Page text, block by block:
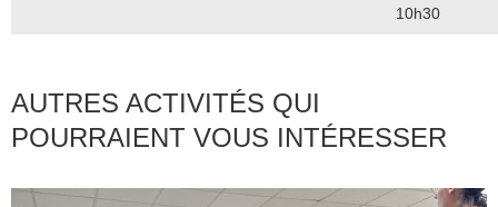
10h30
AUTRES ACTIVITÉS QUI
POURRAIENT VOUS INTÉRESSER